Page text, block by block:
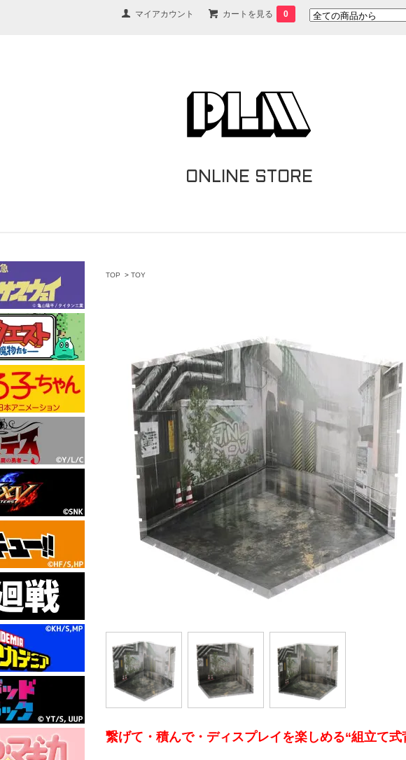
マイアカウント カートを見る 0
ONLINE STORE
TOP > TOY
繋げて・積んで・ディスプレイを楽しめる“組立て式